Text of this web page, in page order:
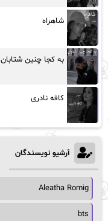
شاهراه
به کجا چنین شتابان
کافه نادری
آرشیو نویسندگان
Aleatha Romig
bts